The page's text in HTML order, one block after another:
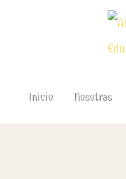
Inicio Nosotras